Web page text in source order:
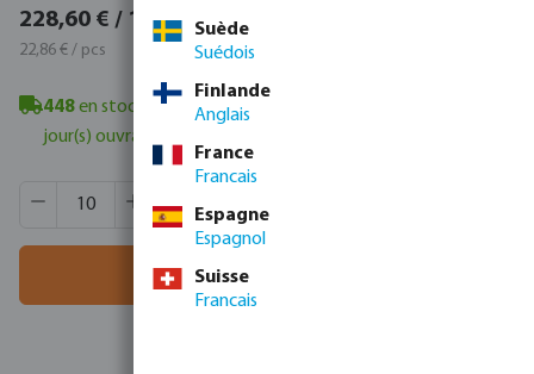
228,60 € / 10 pcs
22,86 € / pcs
448en stock à Veghel, NL- délai de livraison minimum : 1-2
jour(s) ouvrable(s)
Quantité de produit : Entrez la quantité souhaitée ou
MSQ:
Ajouter au panier
Suède
Suédois
Finlande
Anglais
France
Francais
Espagne
Espagnol
Suisse
Francais